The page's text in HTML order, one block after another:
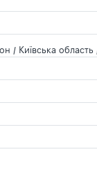
/ Київська область